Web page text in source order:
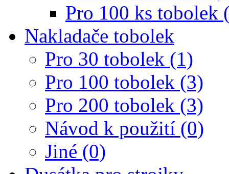
Pro 100 ks tobolek
Nakladače tobolek
Pro 30 tobolek (1)
Pro 100 tobolek (3)
Pro 200 tobolek (3)
Návod k použití (0)
Jiné (0)